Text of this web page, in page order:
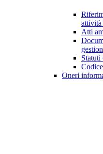
attività
Atti
Statuti
Oneri